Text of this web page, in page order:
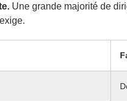
Une grande majorité de